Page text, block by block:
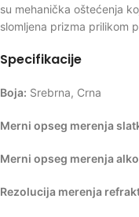
su mehanička oštećenja
slomljena prizma prilikom
Specifikacije
Boja: Srebrna, Crna
Merni opseg merenja
Merni opseg merenja
Rezolucija merenja